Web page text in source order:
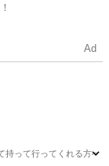
Ad
持って行ってくれる方へ